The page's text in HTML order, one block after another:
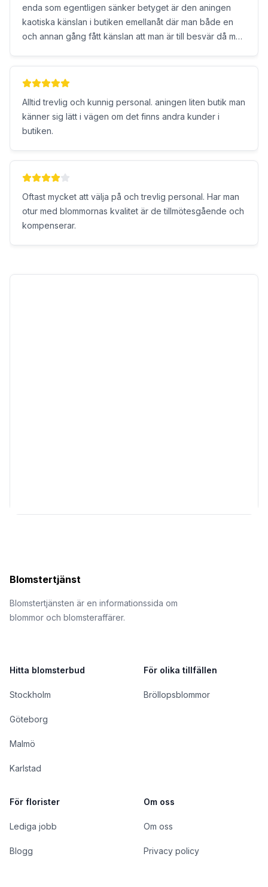
enda som egentligen sänker betyget är den aningen
kaotiska känslan i butiken emellanåt där man både en
och annan gång fått känslan att man är till besvär då man
förstås. Hjälpsamma och duktiga på vad de gör i övrigt.
Även de mest okunniga kring blommor kan framstå som
blomexperter. Rekommenderas starkt!
Alltid trevlig och kunnig personal. aningen liten butik man
känner sig lätt i vägen om det finns andra kunder i
butiken.
Oftast mycket att välja på och trevlig personal. Har man
otur med blommornas kvalitet är de tillmötesgående och
kompenserar.
Blomstertjänst
Blomstertjänsten är en informationssida om
blommor och blomsteraffärer.
Hitta blomsterbud
Stockholm
Göteborg
Malmö
Karlstad
För olika tillfällen
Bröllopsblommor
För florister
Lediga jobb
Blogg
Om oss
Om oss
Privacy policy